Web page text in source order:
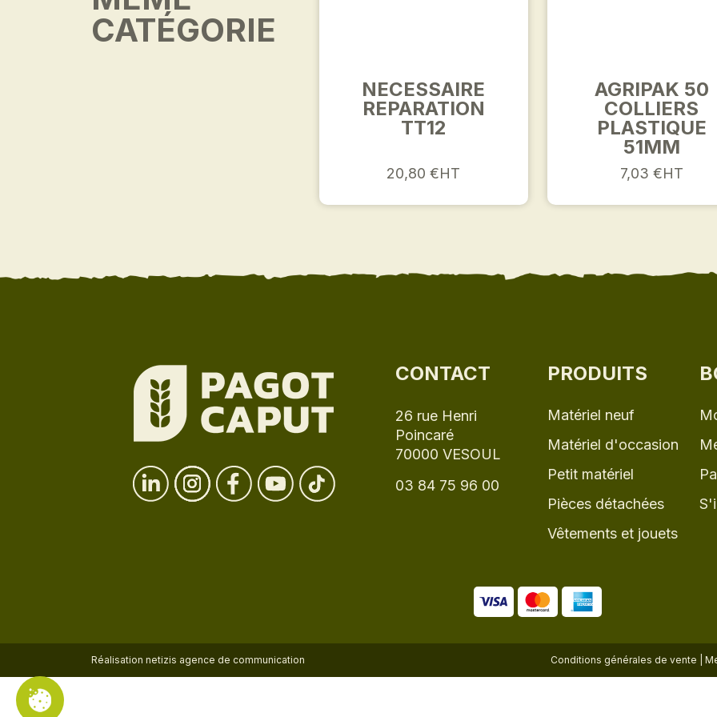
CATÉGORIE
NECESSAIRE
REPARATION
TT12
20,80 €HT
AGRIPAK 50
COLLIERS
PLASTIQUE
51MM
7,03 €HT
CONTACT
26 rue Henri
Poincaré
70000 VESOUL
03 84 75 96 00
PRODUITS
Matériel neuf
Matériel d'occasion
Petit matériel
Pièces détachées
Vêtements et jouets
Réalisation netizis agence de communication Conditions générales de vente